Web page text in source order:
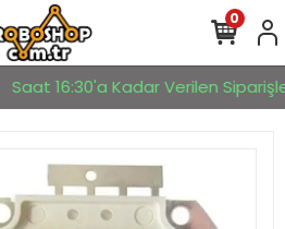
Saat 16:30'a Kadar Verilen
0